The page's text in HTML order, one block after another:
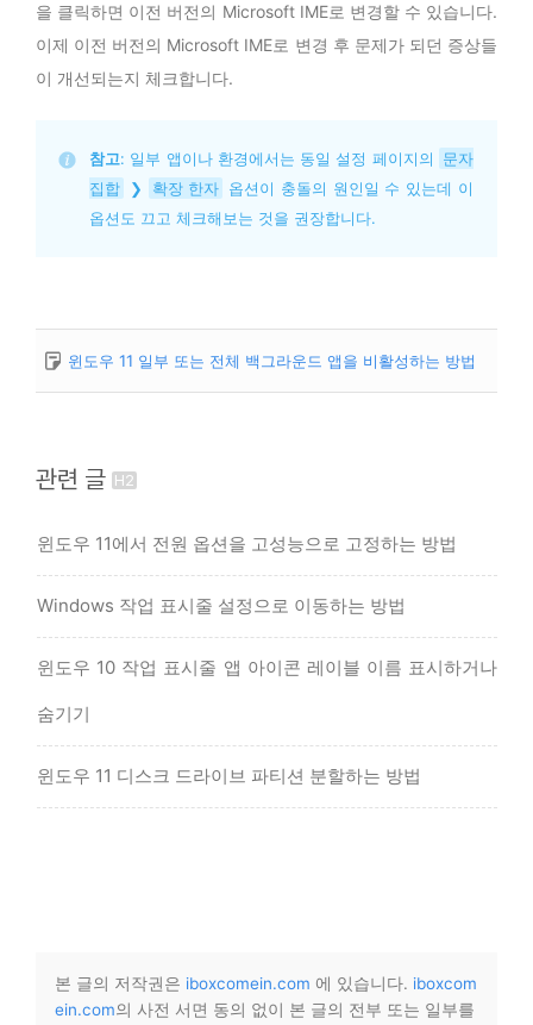
을 클릭하면 이전 버전의 Microsoft IME로 변경할 수 있습니다.
이제 이전 버전의 Microsoft IME로 변경 후 문제가 되던 증상들
이 개선되는지 체크합니다.
참고: 일부 앱이나 환경에서는 동일 설정 페이지의
문자
집합
❯ 확장 한자 옵션이 충돌의 원인일 수 있는데 이
옵션도 끄고 체크해보는 것을 권장합니다.
윈도우 11 일부 또는 전체 백그라운드 앱을 비활성하는 방법
관련 글
윈도우 11에서 전원 옵션을 고성능으로 고정하는 방법
Windows 작업 표시줄 설정으로 이동하는 방법
윈도우 10 작업 표시줄 앱 아이콘 레이블 이름 표시하거나
숨기기
윈도우 11 디스크 드라이브 파티션 분할하는 방법
본 글의 저작권은 iboxcomein.com 에 있습니다. iboxcom
ein.com의 사전 서면 동의 없이 본 글의 전부 또는 일부를